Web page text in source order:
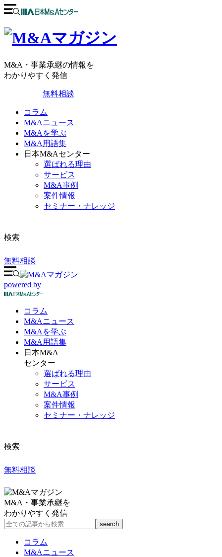
M&A・事業承継の情報を
わかりやすく発信
無料相談
コラム
M&Aニュース
M&Aを学ぶ
M&A用語集
日本M&Aセンター
選ばれる理由
サービス
M&A事例
案件情報
セミナー・ナレッジ
検索
無料相談
powered by
コラム
M&Aニュース
M&Aを学ぶ
M&A 用語集
日本M&A
センター
選ばれる理由
サービス
M&A事例
案件情報
セミナー・ナレッジ
検索
無料相談
M&A・事業承継を
わかりやすく発信
コラム
M&Aニュース